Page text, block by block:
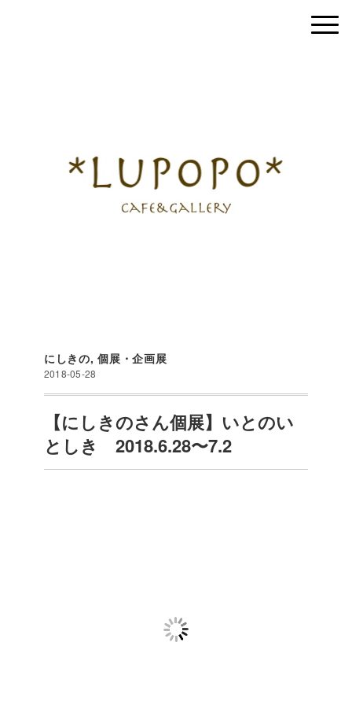
にしきの,個展・企画展
2018-05-28
【にしきのさん個展】いとのい
としき 2018.6.28〜7.2